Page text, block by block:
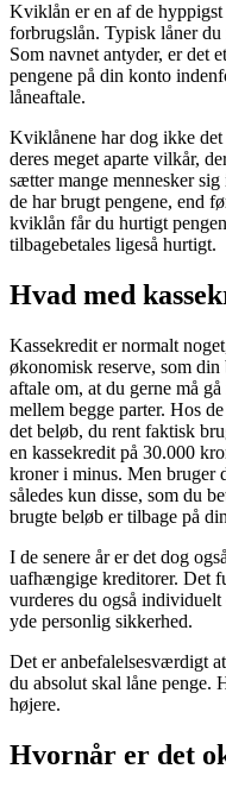
Kviklån er en af de
forbrugslån. Typisk låner
Som navnet antyder, er det
pengene på din konto
låneaftale.
Kviklånene har dog ikke
deres meget aparte vilkår,
sætter mange mennesker
de har brugt pengene, end
kviklån får du hurtigt
tilbagebetales ligeså hurtigt.
Hvad med
Kassekredit er normalt
økonomisk reserve, som
aftale om, at du gerne må
mellem begge parter. Hos
det beløb, du rent faktisk
en kassekredit på 30.000
kroner i minus. Men bruger
således kun disse, som du
brugte beløb er tilbage på
I de senere år er det dog
uafhængige kreditorer. Det
vurderes du også
yde personlig sikkerhed.
Det er anbefalelsesværdigt
du absolut skal låne penge.
højere.
Hvornår er det